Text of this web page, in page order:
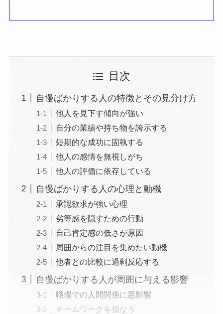
目次
自慢ばかりする人の特徴とその見分け方
他人を見下す傾向が強い
自分の業績や持ち物を誇示する
短期的な成功に固執する
他人の感情を無視しがち
他人の評価に依存している
自慢ばかりする人の心理と動機
承認欲求が強い心理
劣等感を隠すための行動
自己肯定感の低さが原因
周囲からの注目を集めたい動機
他者との比較に過剰反応する
自慢ばかりする人が周囲に与える影響
職場での人間関係に悪影響
チームワークを損なう